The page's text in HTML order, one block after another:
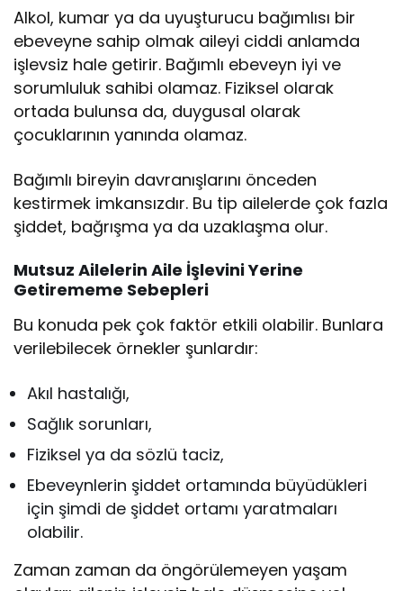
Alkol, kumar ya da uyuşturucu bağımlısı bir
ebeveyne sahip olmak aileyi ciddi anlamda
işlevsiz hale getirir. Bağımlı ebeveyn iyi ve
sorumluluk sahibi olamaz. Fiziksel olarak
ortada bulunsa da, duygusal olarak
çocuklarının yanında olamaz.
Bağımlı bireyin davranışlarını önceden
kestirmek imkansızdır. Bu tip ailelerde çok fazla
şiddet, bağrışma ya da uzaklaşma olur.
Mutsuz Ailelerin Aile İşlevini Yerine
Getirememe Sebepleri
Bu konuda pek çok faktör etkili olabilir. Bunlara
verilebilecek örnekler şunlardır:
Akıl hastalığı,
Sağlık sorunları,
Fiziksel ya da sözlü taciz,
Ebeveynlerin şiddet ortamında büyüdükleri
için şimdi de şiddet ortamı yaratmaları
olabilir.
Zaman zaman da öngörülemeyen yaşam